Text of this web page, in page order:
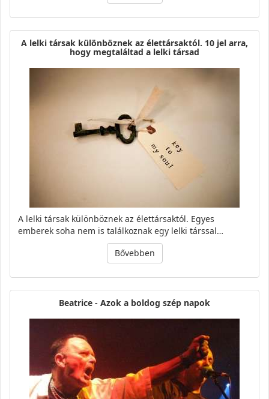
A lelki társak különböznek az élettársaktól. 10 jel arra,
hogy megtaláltad a lelki társad
A lelki társak különböznek az élettársaktól. Egyes
emberek soha nem is találkoznak egy lelki társsal…
Bővebben
Beatrice - Azok a boldog szép napok